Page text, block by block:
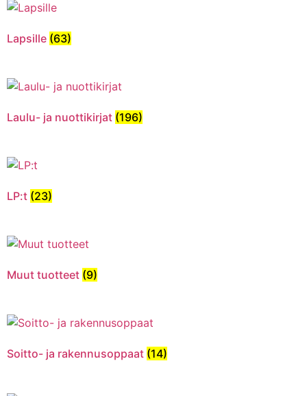
Lapsille (63)
Laulu- ja nuottikirjat (196)
LP:t (23)
Muut tuotteet (9)
Soitto- ja rakennusoppaat (14)